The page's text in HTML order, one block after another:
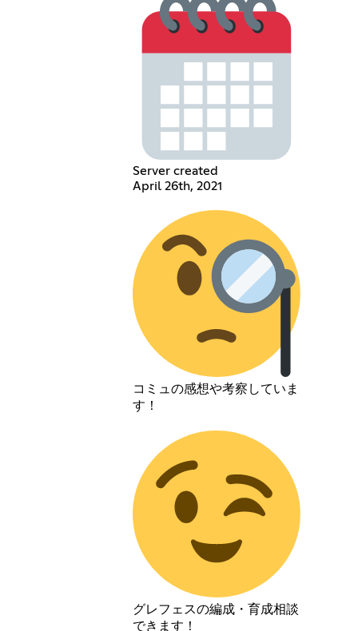
Server created
April 26th, 2021
コミュの感想や考察していま
す！
グレフェスの編成・育成相談
できます！